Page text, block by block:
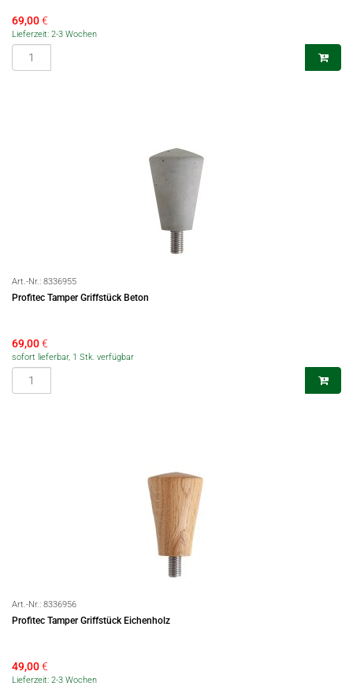
69,00€
Lieferzeit: 2-3 Wochen
Art.-Nr.: 8336955
Profitec Tamper Griffstück Beton
69,00€
sofort lieferbar, 1 Stk. verfügbar
Art.-Nr.: 8336956
Profitec Tamper Griffstück Eichenholz
49,00€
Lieferzeit: 2-3 Wochen